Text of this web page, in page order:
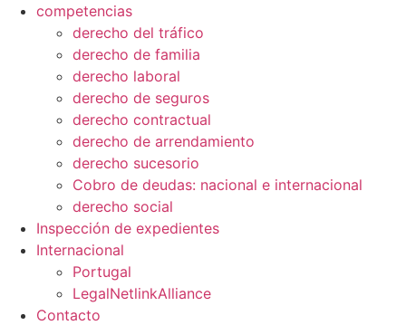
competencias
derecho del tráfico
derecho de familia
derecho laboral
derecho de seguros
derecho contractual
derecho de arrendamiento
derecho sucesorio
Cobro de deudas: nacional e internacional
derecho social
Inspección de expedientes
Internacional
Portugal
LegalNetlinkAlliance
Contacto